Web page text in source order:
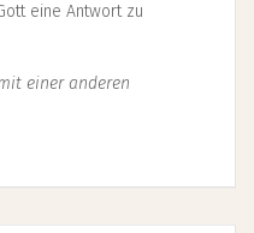
eine Antwort zu
einer anderen